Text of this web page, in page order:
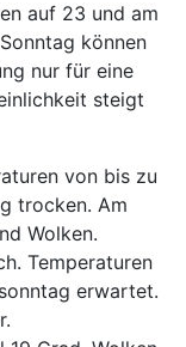
auf 23 und am
können
nur für eine
steigt
von bis zu
trocken. Am
Wolken.
Temperaturen
erwartet.